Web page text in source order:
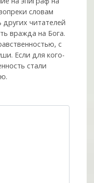
словам
других читателей
вражда на Бога.
с
Если для кого-
стали